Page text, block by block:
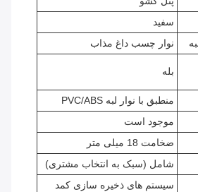
سفید
نوار چسب داغ مذاب
بله
منطبق با نوار لبه PVC/ABS
موجود است
ضخامت 18 میلی متر
شامل (سبک به انتخاب مشتری)
سیستم های ذخیره سازی کمد